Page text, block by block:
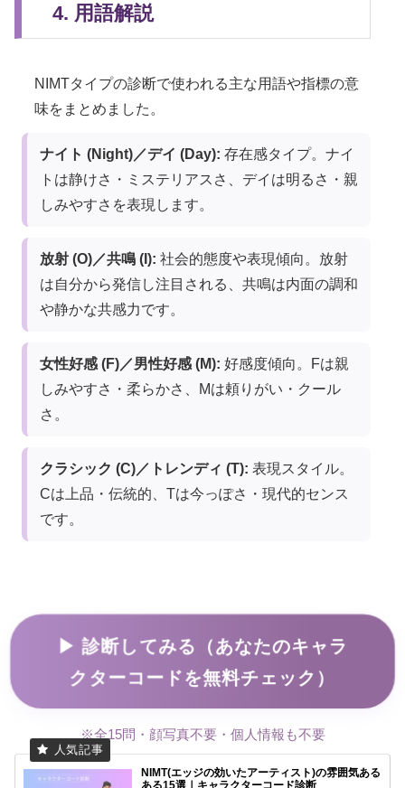
4. 用語解説
NIMTタイプの診断で使われる主な用語や指標の意
味をまとめました。
ナイト (Night)／デイ (Day): 存在感タイプ。ナイ
トは静けさ・ミステリアスさ、デイは明るさ・親
しみやすさを表現します。
放射 (O)／共鳴 (I): 社会的態度や表現傾向。放射
は自分から発信し注目される、共鳴は内面の調和
や静かな共感力です。
女性好感 (F)／男性好感 (M): 好感度傾向。Fは親
しみやすさ・柔らかさ、Mは頼りがい・クール
さ。
クラシック (C)／トレンディ (T): 表現スタイル。
Cは上品・伝統的、Tは今っぽさ・現代的センス
です。
▶ 診断してみる（あなたのキャラ
クターコードを無料チェック）
※全15問・顔写真不要・個人情報も不要
NIMT(エッジの効いたアーティスト)の雰囲気ある
ある15選｜キャラクターコード診断